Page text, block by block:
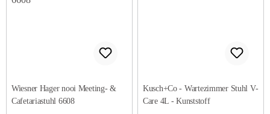
Wiesner Hager nooi Meeting- &
Cafetariastuhl 6608
Kusch+Co - Wartezimmer Stuhl V-
Care 4L - Kunststoff